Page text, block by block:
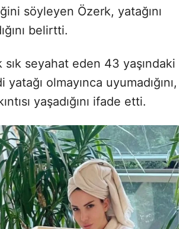
söyleyen Özerk, yatağını
belirtti.
seyahat eden 43 yaşındaki
yatağı olmayınca uyumadığını,
yaşadığını ifade etti.